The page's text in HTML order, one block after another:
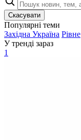
Скасувати
Популярні теми
Західна Україна Рівне
У тренді зараз
1